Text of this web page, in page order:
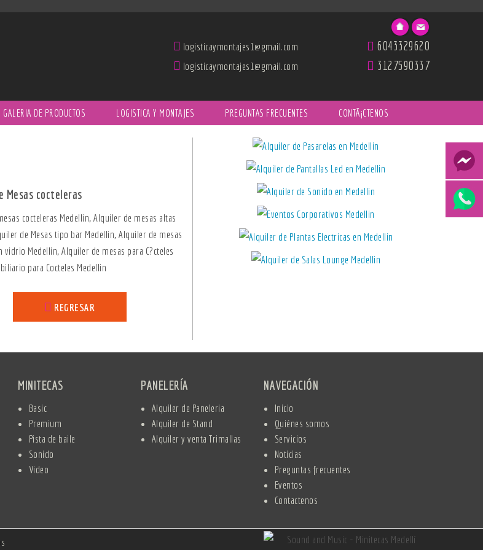
logisticaymontajes1@gmail.com
logisticaymontajes1@gmail.com
6043329620
3127590337
GALERIA DE PRODUCTOS LOGISTICA Y MONTAJES PREGUNTAS FRECUENTES CONTÃ¡CTENOS
Mesas cocteleras
cocteleras Medellin, Alquiler de mesas altas
de Mesas tipo bar Medellin, Alquiler de mesas
vidrio Medellin, Alquiler de mesas para C?cteles
para Cocteles Medellin
REGRESAR
MINITECAS
Basic
Premium
Pista de baile
Sonido
Video
PANELERÍA
Alquiler de Paneleria
Alquiler de Stand
Alquiler y venta Trimallas
NAVEGACIÓN
Inicio
Quiénes somos
Servicios
Noticias
Preguntas frecuentes
Eventos
Contactenos